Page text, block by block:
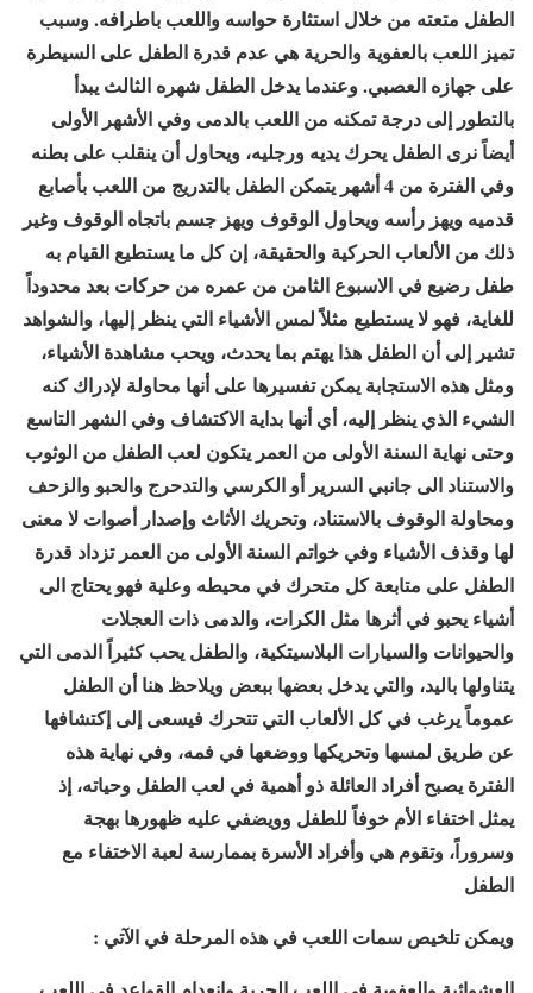
الطفل متعته من خلال استثارة حواسه واللعب باطرافه. وسبب
تميز اللعب بالعفوية والحرية هي عدم قدرة الطفل على السيطرة
على جهازه العصبي. وعندما يدخل الطفل شهره الثالث يبدأ
بالتطور إلى درجة تمكنه من اللعب بالدمى وفي الأشهر الأولى
أيضاً نرى الطفل يحرك يديه ورجليه، ويحاول أن ينقلب على بطنه
وفي الفترة من 4 أشهر يتمكن الطفل بالتدريج من اللعب بأصابع
قدميه ويهز رأسه ويحاول الوقوف ويهز جسم باتجاه الوقوف وغير
ذلك من الألعاب الحركية والحقيقة، إن كل ما يستطيع القيام به
طفل رضيع في الاسبوع الثامن من عمره من حركات بعد محدوداً
للغاية، فهو لا يستطيع مثلاً لمس الأشياء التي ينظر إليها، والشواهد
تشير إلى أن الطفل هذا يهتم بما يحدث، ويحب مشاهدة الأشياء،
ومثل هذه الاستجابة يمكن تفسيرها على أنها محاولة لإدراك كنه
الشيء الذي ينظر إليه، أي أنها بداية الاكتشاف وفي الشهر التاسع
وحتى نهاية السنة الأولى من العمر يتكون لعب الطفل من الوثوب
والاستناد الى جانبي السرير أو الكرسي والتدحرج والحبو والزحف
ومحاولة الوقوف بالاستناد، وتحريك الأثاث وإصدار أصوات لا معنى
لها وقذف الأشياء وفي خواتم السنة الأولى من العمر تزداد قدرة
الطفل على متابعة كل متحرك في محيطه وعلية فهو يحتاج الى
أشياء يحبو في أثرها مثل الكرات، والدمى ذات العجلات
والحيوانات والسيارات البلاسيتكية، والطفل يحب كثيراً الدمى التي
يتناولها باليد، والتي يدخل بعضها ببعض ويلاحظ هنا أن الطفل
عموماً يرغب في كل الألعاب التي تتحرك فيسعى إلى إكتشافها
عن طريق لمسها وتحريكها ووضعها في فمه، وفي نهاية هذه
الفترة يصبح أفراد العائلة ذو أهمية في لعب الطفل وحياته، إذ
يمثل اختفاء الأم خوفاً للطفل وويضفي عليه ظهورها بهجة
وسروراً، وتقوم هي وأفراد الأسرة بممارسة لعبة الاختفاء مع
الطفل
ويمكن تلخيص سمات اللعب في هذه المرحلة في الآتي :